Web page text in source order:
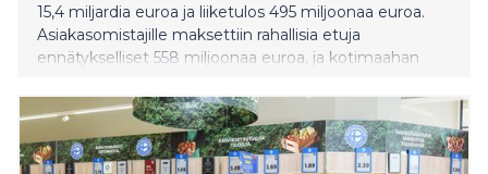
15,4 miljardia euroa ja liiketulos 495 miljoonaa euroa.
Asiakasomistajille maksettiin rahallisia etuja
ennätykselliset 558 miljoonaa euroa, ja kotimaahan
hieman edellisvuotta vilkkaammin. Kehitystä siivitti
hyvä hintakilpailukyky ja monikanavainen asiointi.